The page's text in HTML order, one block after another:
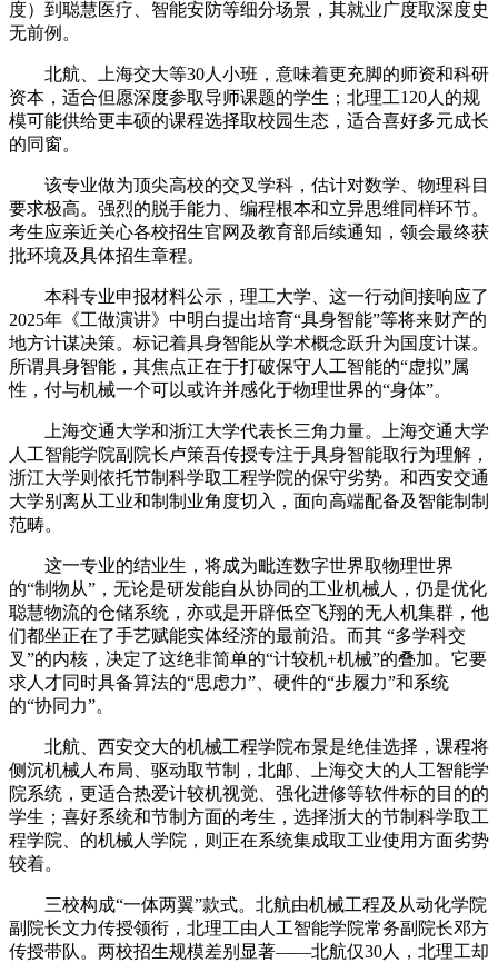
度）到聪慧医疗、智能安防等细分场景，其就业广度取深度史
无前例。
北航、上海交大等30人小班，意味着更充脚的师资和科研
资本，适合但愿深度参取导师课题的学生；北理工120人的规
模可能供给更丰硕的课程选择取校园生态，适合喜好多元成长
的同窗。
该专业做为顶尖高校的交叉学科，估计对数学、物理科目
要求极高。强烈的脱手能力、编程根本和立异思维同样环节。
考生应亲近关心各校招生官网及教育部后续通知，领会最终获
批环境及具体招生章程。
本科专业申报材料公示，理工大学、这一行动间接响应了
2025年《工做演讲》中明白提出培育“具身智能”等将来财产的
地方计谋决策。标记着具身智能从学术概念跃升为国度计谋。
所谓具身智能，其焦点正在于打破保守人工智能的“虚拟”属
性，付与机械一个可以或许并感化于物理世界的“身体”。
上海交通大学和浙江大学代表长三角力量。上海交通大学
人工智能学院副院长卢策吾传授专注于具身智能取行为理解，
浙江大学则依托节制科学取工程学院的保守劣势。和西安交通
大学别离从工业和制制业角度切入，面向高端配备及智能制制
范畴。
这一专业的结业生，将成为毗连数字世界取物理世界
的“制物从”，无论是研发能自从协同的工业机械人，仍是优化
聪慧物流的仓储系统，亦或是开辟低空飞翔的无人机集群，他
们都坐正在了手艺赋能实体经济的最前沿。而其 “多学科交
叉”的内核，决定了这绝非简单的“计较机+机械”的叠加。它要
求人才同时具备算法的“思虑力”、硬件的“步履力”和系统
的“协同力”。
北航、西安交大的机械工程学院布景是绝佳选择，课程将
侧沉机械人布局、驱动取节制，北邮、上海交大的人工智能学
院系统，更适合热爱计较机视觉、强化进修等软件标的目的的
学生；喜好系统和节制方面的考生，选择浙大的节制科学取工
程学院、的机械人学院，则正在系统集成取工业使用方面劣势
较着。
三校构成“一体两翼”款式。北航由机械工程及从动化学院
副院长文力传授领衔，北理工由人工智能学院常务副院长邓方
传授带队。两校招生规模差别显著——北航仅30人，北理工却